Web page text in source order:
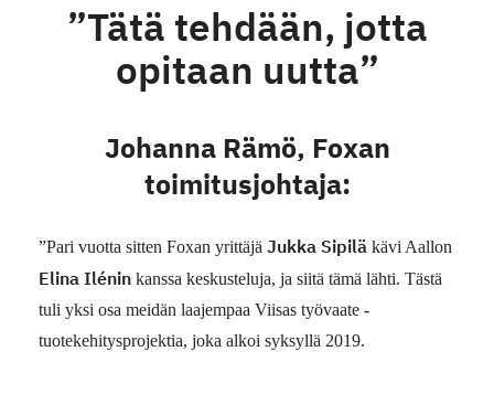
”Tätä tehdään, jotta
opitaan uutta”
Johanna Rämö, Foxan
toimitusjohtaja:
”Pari vuotta sitten Foxan yrittäjä Jukka Sipilä kävi Aallon
Elina Ilénin kanssa keskusteluja, ja siitä tämä lähti. Tästä
tuli yksi osa meidän laajempaa Viisas työvaate -
tuotekehitysprojektia, joka alkoi syksyllä 2019.